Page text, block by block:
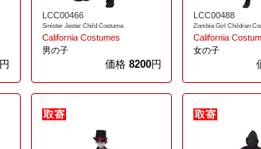
円
LCC00466
Sinister Jester Child Costume
California Costumes
男の子
価格 8200円
LCC00488
Zombie Girl Children
California
女の子